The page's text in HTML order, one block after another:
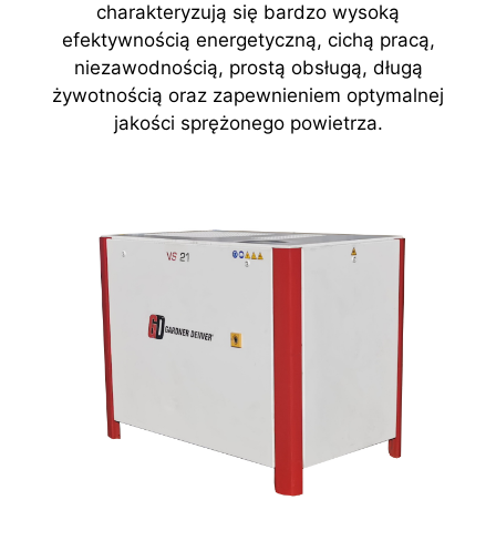
charakteryzują się bardzo wysoką
efektywnością energetyczną, cichą pracą,
niezawodnością, prostą obsługą, długą
żywotnością oraz zapewnieniem optymalnej
jakości sprężonego powietrza.